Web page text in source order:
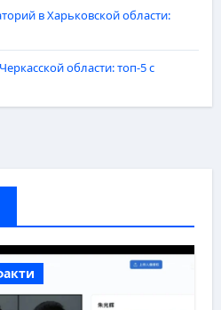
в Харьковской области:
области: топ-5 с